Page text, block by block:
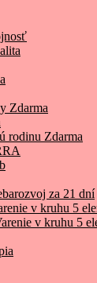
Zdarma
rodinu Zdarma
za 21 dní
v kruhu 5
v kruhu 5